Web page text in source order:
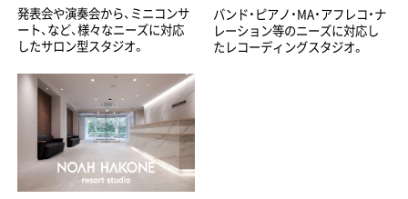
発表会や演奏会から、ミニコンサ
ート、など、様々なニーズに対応
したサロン型スタジオ。
バンド・ピアノ・MA・アフレコ・ナ
レーション等のニーズに対応し
たレコーディングスタジオ。